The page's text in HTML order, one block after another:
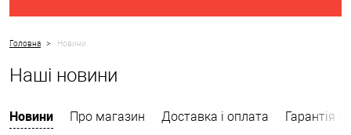
Головна > Новини
Наші новини
Новини Про магазин Доставка і оплата Гарантія